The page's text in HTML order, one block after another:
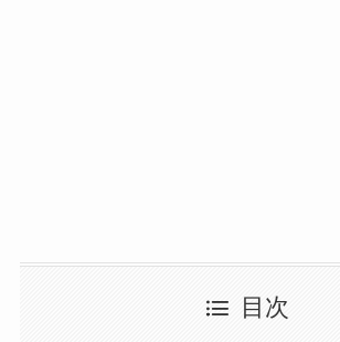
目次